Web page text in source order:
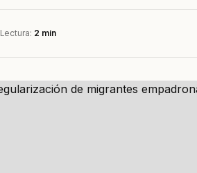
Lectura: 2 min